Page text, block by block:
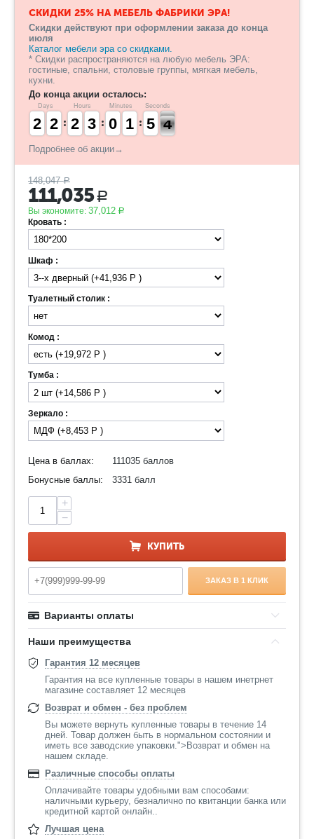
СКИДКИ 25% НА МЕБЕЛЬ ФАБРИКИ ЭРА!
Скидки действуют при оформлении заказа до конца
июля
Каталог мебели эра со скидками.
* Скидки распространяются на любую мебель ЭРА:
гостиные, спальни, столовые группы, мягкая мебель,
кухни.
До конца акции осталось:
Days
1
1
2
2 1
1
2
2
Hours
1
1
2
2 2
2
3
3
Minutes
9
9
0
0 2
1
1
Seconds
0
5
5 3
3
2
Подробнее об акции→
148,047 Р
111,035 Р
Вы экономите: 37,012 Р
Кровать :
Шкаф :
Туалетный столик :
Комод :
Тумба :
Зеркало :
Цена в баллах:
111035 баллов
Бонусные баллы:
3331 балл
+
−
КУПИТЬ
ЗАКАЗ В 1 КЛИК
Варианты оплаты
Наши преимущества
Гарантия 12 месяцев
Гарантия на все купленные товары в нашем инетрнет
магазине составляет 12 месяцев
Возврат и обмен - без проблем
Вы можете вернуть купленные товары в течение 14
дней. Товар должен быть в нормальном состоянии и
иметь все заводские упаковки.">Возврат и обмен на
нашем складе.
Различные способы оплаты
Оплачивайте товары удобными вам способами:
наличными курьеру, безналично по квитанции банка или
кредитной картой онлайн..
Лучшая цена